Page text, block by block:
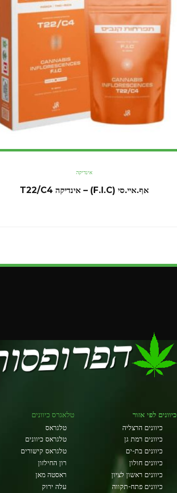
אינדיקה
אף.איי.סי (F.I.C) – אינדיקה T22/C4
כיוונים לפי אזור
כיוונים הרצליה
כיוונים רמת גן
כיוונים בת-ים
כיוונים חולון
כיוונים ראשון לציון
כיוונים פתח-תקווה
טלאגרס כיוונים
טלגראס
טלגראס כיוונים
טלגראס קישורים
רון החילזון
ראסטה מאן
עלה ירוק